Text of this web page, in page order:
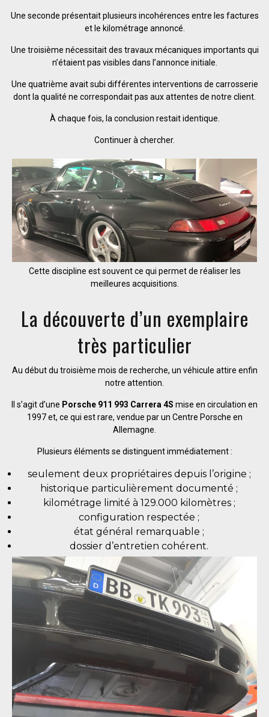
Une seconde présentait plusieurs incohérences entre les factures
et le kilométrage annoncé.
Une troisième nécessitait des travaux mécaniques importants qui
n’étaient pas visibles dans l’annonce initiale.
Une quatrième avait subi différentes interventions de carrosserie
dont la qualité ne correspondait pas aux attentes de notre client.
À chaque fois, la conclusion restait identique.
Continuer à chercher.
Cette discipline est souvent ce qui permet de réaliser les
meilleures acquisitions.
La découverte d’un exemplaire
très particulier
Au début du troisième mois de recherche, un véhicule attire enfin
notre attention.
Il s’agit d’une Porsche 911 993 Carrera 4S mise en circulation en
1997 et, ce qui est rare, vendue par un Centre Porsche en
Allemagne.
Plusieurs éléments se distinguent immédiatement :
seulement deux propriétaires depuis l’origine ;
historique particulièrement documenté ;
kilométrage limité à 129.000 kilomètres ;
configuration respectée ;
état général remarquable ;
dossier d’entretien cohérent.